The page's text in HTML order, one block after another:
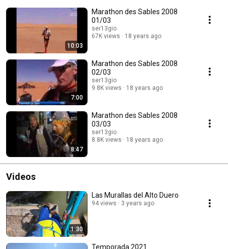
10:03
Marathon des Sables 2008
01/03
ser13gio
67K views
18 years ago
7:00
Marathon des Sables 2008
02/03
ser13gio
9.8K views
18 years ago
8:47
Marathon des Sables 2008
03/03
ser13gio
8.8K views
18 years ago
Videos
1:30
Las Murallas del Alto Duero
94 views 3 years ago
Temporada 2021